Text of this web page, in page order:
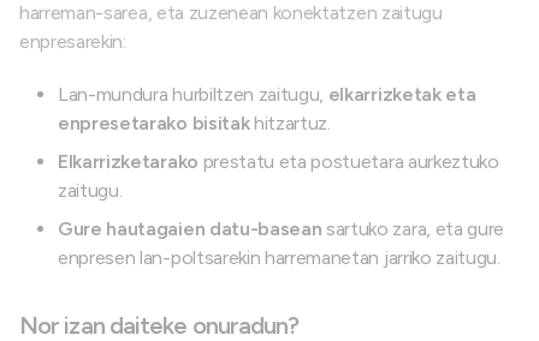
harreman-sarea, eta zuzenean konektatzen zaitugu
enpresarekin:
Lan-mundura hurbiltzen zaitugu, elkarrizketak eta
enpresetarako bisitakhitzartuz.
Elkarrizketarako prestatu eta postuetara aurkeztuko
zaitugu.
Gure hautagaien datu-basean sartuko zara, eta gure
enpresen lan-poltsarekin harremanetan jarriko zaitugu.
Nor izan daiteke onuradun?